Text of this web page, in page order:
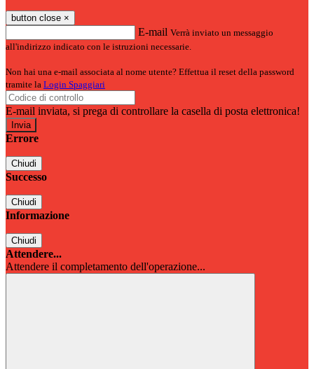
button close ×
E-mail Verrà inviato un messaggio
all'indirizzo indicato con le istruzioni necessarie.
Non hai una e-mail associata al nome utente? Effettua il reset della password
tramite la Login Spaggiari
E-mail inviata, si prega di controllare la casella di posta elettronica!
Errore
Chiudi
Successo
Chiudi
Informazione
Chiudi
Attendere...
Attendere il completamento dell'operazione...